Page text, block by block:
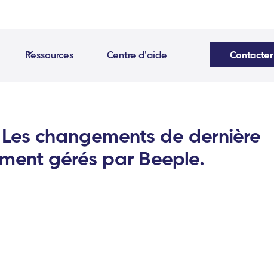
Ressources Centre d'aide Contacter
changements de dernière
gérés par Beeple.